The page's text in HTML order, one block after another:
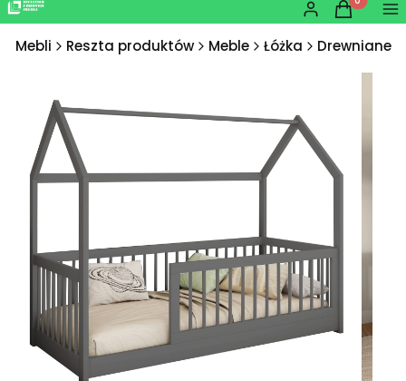
Zaloguj się
Produkty
Koszyk
Mebli Reszta produktów Meble Łóżka Drewniane